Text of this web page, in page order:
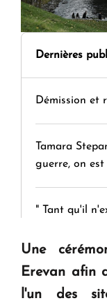
Dernières
Démission et
Tamara
guerre, on
" Tant qu'il
KASA : 30
en Arménie
Une
Erevan afin
l'un des